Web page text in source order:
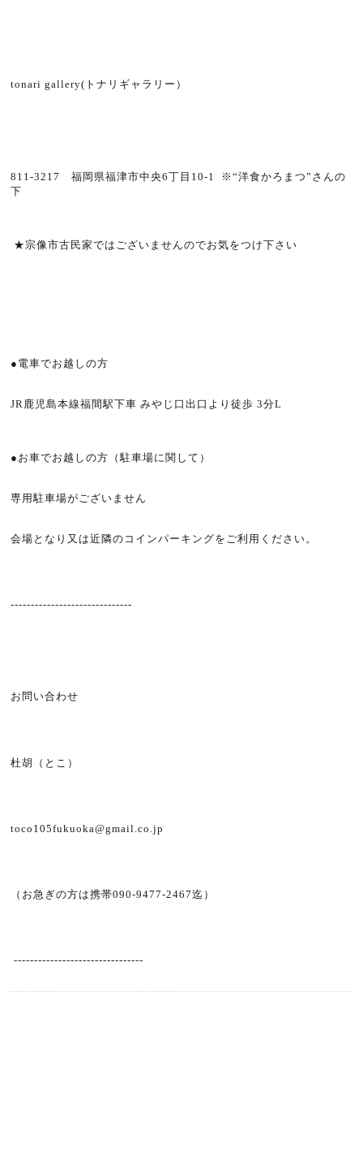
tonari gallery(トナリギャラリー）
811-3217 福岡県福津市中央6丁目10-1 ※“洋食かろまつ”さんの
下
★宗像市古民家ではございませんのでお気をつけ下さい
●電車でお越しの方
JR鹿児島本線福間駅下車 みやじ口出口より徒歩 3分L
●お車でお越しの方（駐車場に関して）
専用駐車場がございません
会場となり又は近隣のコインパーキングをご利用ください。
------------------------------
お問い合わせ
杜胡（とこ）
toco105fukuoka@gmail.co.jp
（お急ぎの方は携帯090-9477-2467迄）
--------------------------------